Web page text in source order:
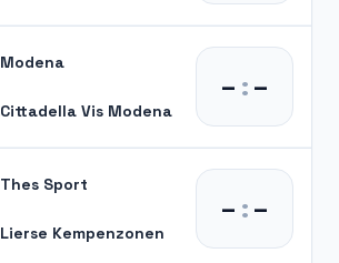
Modena
Cittadella Vis Modena
– :–
Thes Sport
Lierse Kempenzonen
– :–